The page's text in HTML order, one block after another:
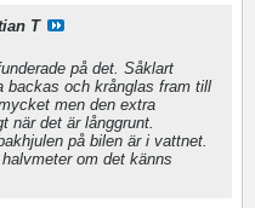
T
på det. Såklart
backas och krånglas fram till
men den extra
när det är långgrunt.
på bilen är i vattnet.
om det känns